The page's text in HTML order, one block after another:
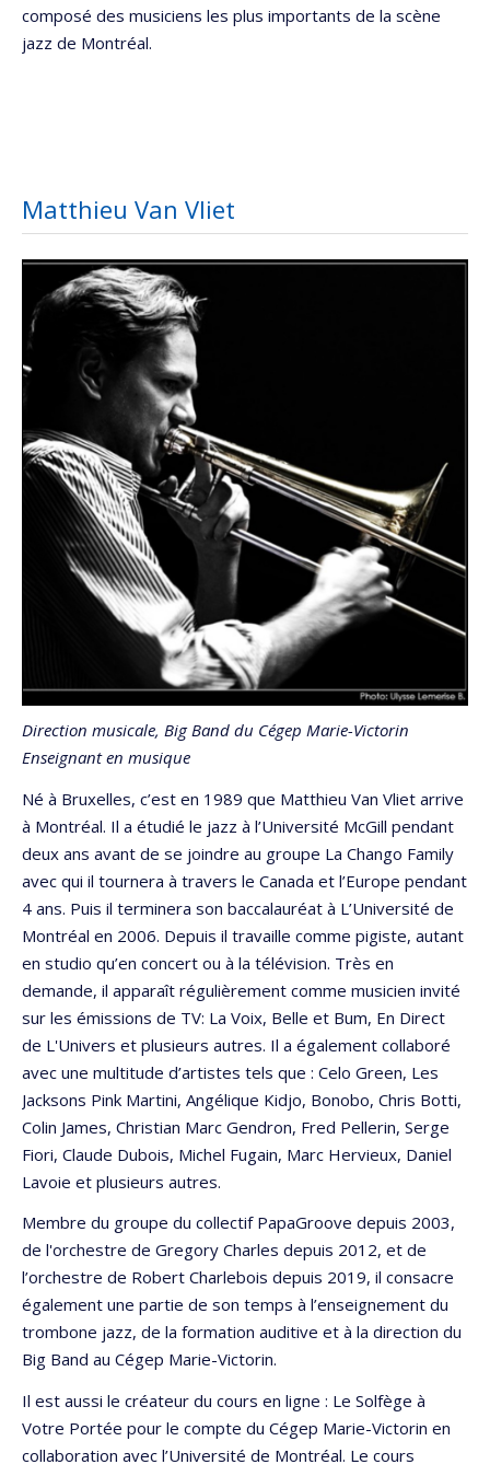
composé des musiciens les plus importants de la scène
jazz de Montréal.
Matthieu Van Vliet
Direction musicale, Big Band du Cégep Marie-Victorin
Enseignant en musique
Né à Bruxelles, c’est en 1989 que Matthieu Van Vliet arrive
à Montréal. Il a étudié le jazz à l’Université McGill pendant
deux ans avant de se joindre au groupe La Chango Family
avec qui il tournera à travers le Canada et l’Europe pendant
4 ans. Puis il terminera son baccalauréat à L’Université de
Montréal en 2006. Depuis il travaille comme pigiste, autant
en studio qu’en concert ou à la télévision. Très en
demande, il apparaît régulièrement comme musicien invité
sur les émissions de TV: La Voix, Belle et Bum, En Direct
de L'Univers et plusieurs autres. Il a également collaboré
avec une multitude d’artistes tels que : Celo Green, Les
Jacksons Pink Martini, Angélique Kidjo, Bonobo, Chris Botti,
Colin James, Christian Marc Gendron, Fred Pellerin, Serge
Fiori, Claude Dubois, Michel Fugain, Marc Hervieux, Daniel
Lavoie et plusieurs autres.
Membre du groupe du collectif PapaGroove depuis 2003,
de l'orchestre de Gregory Charles depuis 2012, et de
l’orchestre de Robert Charlebois depuis 2019, il consacre
également une partie de son temps à l’enseignement du
trombone jazz, de la formation auditive et à la direction du
Big Band au Cégep Marie-Victorin.
Il est aussi le créateur du cours en ligne : Le Solfège à
Votre Portée pour le compte du Cégep Marie-Victorin en
collaboration avec l’Université de Montréal. Le cours